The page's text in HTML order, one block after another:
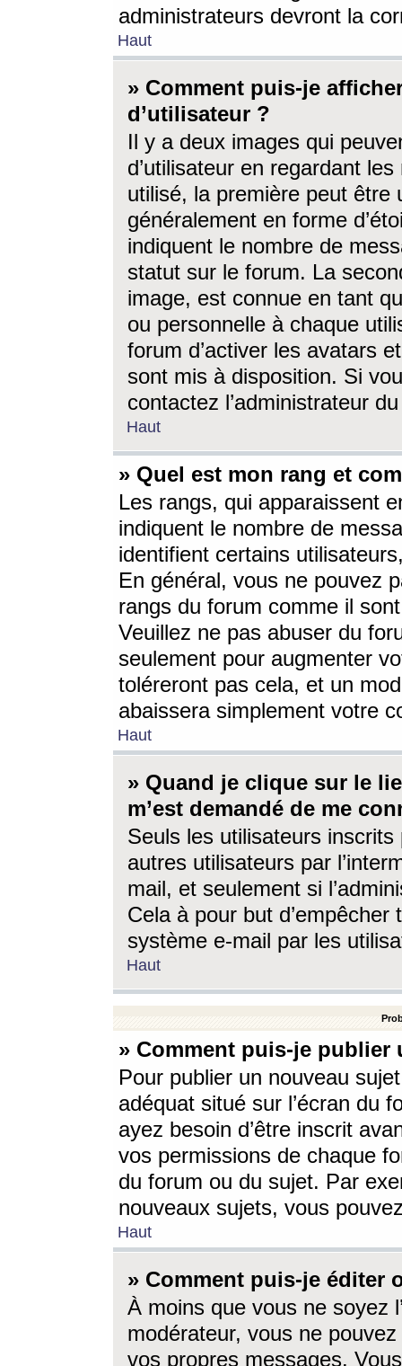
administrateurs devront la
Haut
» Comment puis-je
d’utilisateur ?
Il y a deux images qui
d’utilisateur en regardant
utilisé, la première peut être
généralement en forme
indiquent le nombre de
statut sur le forum. La
image, est connue en tant
ou personnelle à chaque
forum d’activer les avatars
sont mis à disposition. Si
contactez l’administrateur
Haut
» Quel est mon rang et
Les rangs, qui apparaissent
indiquent le nombre de
identifient certains
En général, vous ne pouvez
rangs du forum comme il
Veuillez ne pas abuser du
seulement pour augmenter
toléreront pas cela, et un
abaissera simplement votre
Haut
» Quand je clique sur le
m’est demandé de me
Seuls les utilisateurs
autres utilisateurs par
mail, et seulement si
Cela à pour but
système e-mail par les
Haut
» Comment puis-je
Pour publier un nouveau
adéquat situé sur l’écran du
ayez besoin d’être inscrit
vos permissions de chaque
du forum ou du sujet. Par
nouveaux sujets, vous
Haut
» Comment puis-je éditer
À moins que vous ne soyez
modérateur, vous ne
vos propres messages.